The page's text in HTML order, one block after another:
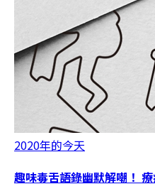
2020年的今天
趣味毒舌語錄幽默解嘲！